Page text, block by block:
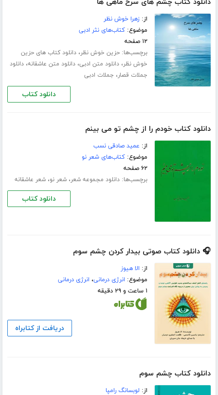
از:زهرا خوش نظر
موضوع:کتاب‌های نثر ادبی
۱۲ صفحه
برچسب‌ها:حزین خوش نظر،دانلود کتاب های حزین
خوش نظر،دانلود متن ادبی،دانلود متن عاشقانه،دانلود
جملات قصار، جملات ادبی
دانلود کتاب
دانلود کتاب خودم را از چشم تو می بینم
از: عمید صادقی نسب
موضوع:کتاب‌های شعر نو
۶۲ صفحه
برچسب‌ها:دانلود مجموعه شعر،شعر نو،شعر عاشقانه
دانلود کتاب
🎧 دانلود کتاب صوتی بیدار کردن چشم سوم
از: الا هیوز
موضوع: انرژی درمانی، انرژی درمانی
۱ ساعت و ۲۹ دقیقه
دریافت از کتابراه
دانلود کتاب چشم سوم
از: لوبسانگ رامپا